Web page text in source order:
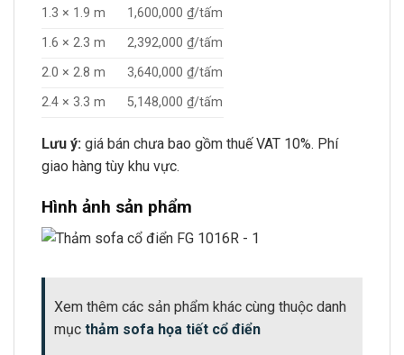
1.3 × 1.9 m
1,600,000 ₫/tấm
1.6 × 2.3 m
2,392,000 ₫/tấm
2.0 × 2.8 m
3,640,000 ₫/tấm
2.4 × 3.3 m
5,148,000 ₫/tấm
Lưu ý: giá bán chưa bao gồm thuế VAT 10%. Phí
giao hàng tùy khu vực.
Hình ảnh sản phẩm
Xem thêm các sản phẩm khác cùng thuộc danh
mục thảm sofa họa tiết cổ điển